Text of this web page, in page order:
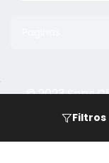
Filtros
© 2023 Servi